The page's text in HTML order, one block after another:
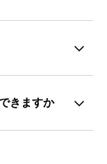
きますか